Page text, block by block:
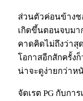
ส่วนตัวค่อนข้างช
เกิดขึ้นตอนจบมา
คาดคิดไม่ถึงว่าสุ
โอกาสอีกสักครั้ง
น่าจะดูง่ายกว่าห
จัดเรต PG กับกา